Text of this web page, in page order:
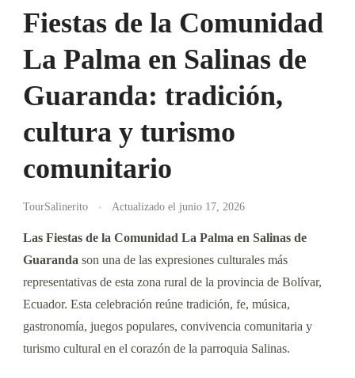
Fiestas de la Comunidad
La Palma en Salinas de
Guaranda: tradición,
cultura y turismo
comunitario
TourSalinerito Actualizado el junio 17, 2026
Las Fiestas de la Comunidad La Palma en Salinas de
Guaranda son una de las expresiones culturales más
representativas de esta zona rural de la provincia de Bolívar,
Ecuador. Esta celebración reúne tradición, fe, música,
gastronomía, juegos populares, convivencia comunitaria y
turismo cultural en el corazón de la parroquia Salinas.